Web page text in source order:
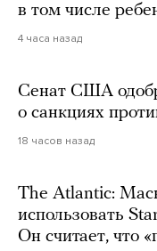
в том числе
4 часа назад
Сенат США
о санкциях
18 часов назад
The Atlantic:
использовать
Он считает, что